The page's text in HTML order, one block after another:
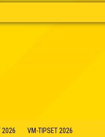
2026 VM-TIPSET 2026